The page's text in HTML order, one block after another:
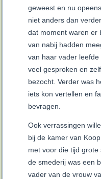
geweest en nu
niet anders dan
dat moment waren er
van nabij hadden
van haar vader
veel gesproken en
bezocht. Verder was
iets kon vertellen en
bevragen.
Ook verrassingen
bij de kamer van
met voor die tijd
de smederij was een
vader van de vrouw